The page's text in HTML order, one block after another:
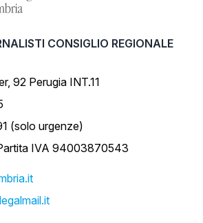
CONSIGLIO REGIONALE
92 Perugia INT.11
(solo urgenze)
IVA 94003870543